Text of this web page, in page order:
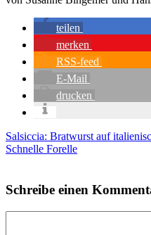
tei­len
mer­ken
RSS-feed
E‑Mail
dru­cken
Salsiccia: Bratwurst auf
Schnelle Forelle
Schreibe einen